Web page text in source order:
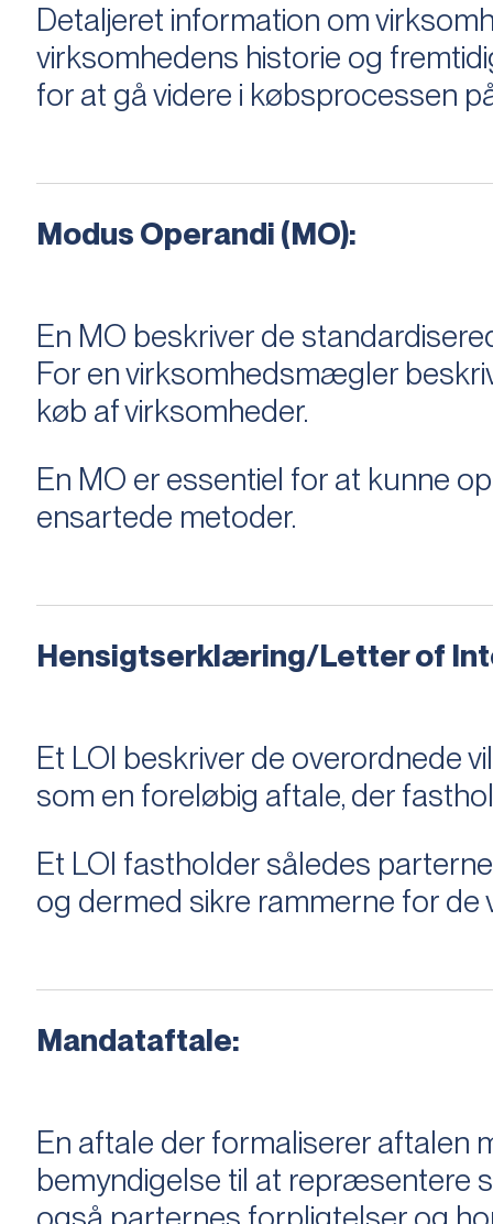
Detaljeret information om
virksomhedens historie og
for at gå videre i købsprocessen
Modus Operandi (MO):
En MO beskriver de
For en virksomhedsmægler
køb af virksomheder.
En MO er essentiel for at kunne
ensartede metoder.
Hensigtserklæring/Letter of
Et LOI beskriver de overordnede
som en foreløbig aftale, der
Et LOI fastholder således
og dermed sikre rammerne for de
Mandataftale:
En aftale der formaliserer
bemyndigelse til at repræsentere